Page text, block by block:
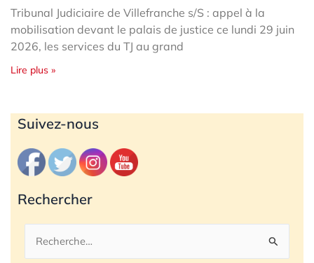
Tribunal Judiciaire de Villefranche s/S : appel à la
mobilisation devant le palais de justice ce lundi 29 juin
2026, les services du TJ au grand
Lire plus »
Suivez-nous
Rechercher
Rechercher :
Archives